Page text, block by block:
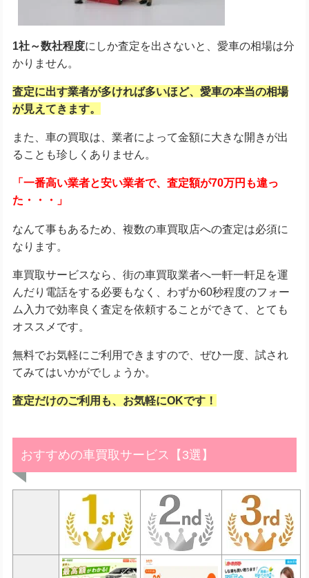
1社～数社程度にしか査定を出さないと、愛車の相場は分
かりません。
査定に出す業者が多ければ多いほど、愛車の本当の相場
が見えてきます。
また、車の買取は、業者によって金額に大きな開きが出
ることも珍しくありません。
「一番高い業者と安い業者で、査定額が70万円も違っ
た・・・」
なんて事もあるため、複数の車買取店への査定は必須に
なります。
車買取サービスなら、街の車買取業者へ一軒一軒足を運
んだり電話をする必要もなく、わずか60秒程度のフォー
ム入力で効率良く査定を依頼することができて、とても
オススメです。
無料でお気軽にご利用できますので、ぜひ一度、試され
てみてはいかがでしょうか。
査定だけのご利用も、お気軽にOKです！
おすすめの車買取サービス【3選】